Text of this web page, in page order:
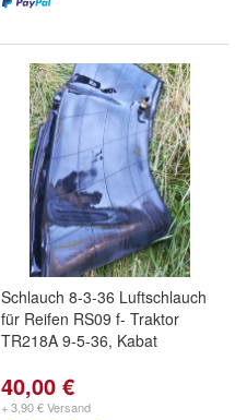
Schlauch 8-3-36 Luftschlauch
für Reifen RS09 f- Traktor
TR218A 9-5-36, Kabat
40,00 €
+ 3,90 € Versand